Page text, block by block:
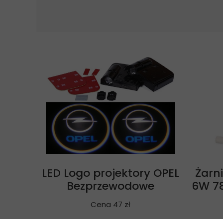
LED Logo projektory OPEL
Bezprzewodowe
Cena 47 zł
6W